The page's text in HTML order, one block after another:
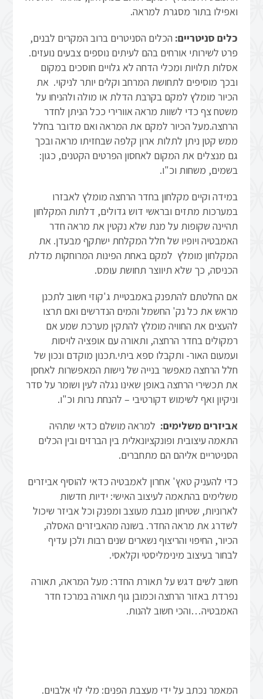
ואפילו בתור מסגרת למראה.
כלים סניטריים: הכלים הסניטרים ברוב המקרים לבנים,
פרט לשירותי אורחים בהם לעיתים נוספים צבעים נועזים.
אסלות תלויות ומכלי הדחה לא גלויים חוסכים במקום
ובכך מוסיפים לתחושת המרחב וקלים יותר לניקוי. את
הכיור מומלץ למקם בקרבת הדלת או מולה ולהניחו על
משטח צף כדי לשוות מראה אוורירי ככל הניתן לחדר
הרחצה.מעל הכיור למקם את המראה ואם מדובר בחלל
ממש קטן ניתן לתלות ארון קלפה שבחזיתו מראה ובכך
גם מנצלים את המקום לאחסון הפרטים הקטנים, כגון:
בשמים, משחות וכ"ו.
במידה וקיים מקלחון בחדר הרחצה מומלץ לאבזרו
במערכות מתזים ובראשי דוש גדולים, דלתות המקלחון
תהיינה שקופות על מנת שלא נקטין את מראה חדר
האמבטיה ויופיו של חלל המקלחת ישתקף מבעדן. את
המקלחון מומלץ למקם באחת הפינות המרוחקות מדלת
הכניסה, כך שלא תיווצר תחושת עומס.
אם החלטתם להתפנק באמבטיית ג'קוזי חשוב לתכנן
מראש את כל נק' החשמל והמים הנדרשים ואם תרצו
להעצים את החוויה מומלץ להתקין מערכת שמע אם
רמקולים בחדר הרחצה, ותאורה עם אופציה לויסות
ועמעום האור- ותקבלו ספא ביתי.תכנון מוקדם ונכון של
חלל הרחצה מאפשר בנייה של נישות המאפשרות לאחסן
את תכשירי הרחצה באופן שאינו נגלה לעין ושומר על סדר
וניקיון ואף לשימוש דקורטיבי – להנחת נרות וכ"ו.
אביזרים משלימים: למראה מושלם כדאי שתהיה
התאמה עיצובית ופונקציונאלית בין הברזים ובין הכלים
הסניטריים אליהם הם מתחברים.
כדי להעניק טאץ' אחרון לאמבטיה כדאי להוסיף אביזרים
משלימים בהתאמה לעיצוב האישי: ידיות חדשות
לארוניות, שטיחון מגבת מעוצב ומפנק וכל אביזר שיכול
לשדרג את מראה החדר. בשונה מהאביזרים האסלה,
הכיור, החיפוי והריצוף נשארים שנים רבות ולכן עדיף
לבחור בעיצוב מינימליסטי וקלאסי.
חשוב לשים דגש על תאורת החדר: מעל המראה, תאורה
נפרדת באזור הרחצה וכמובן גוף תאורה במרכז חדר
האמבטיה…והכי חשוב להנות.
המאמר נכתב על ידי מעצבת הפנים: מלי לוי אלבוים.